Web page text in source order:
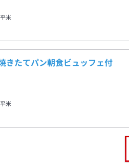
米
きたてパン朝食ビュッフェ付
米